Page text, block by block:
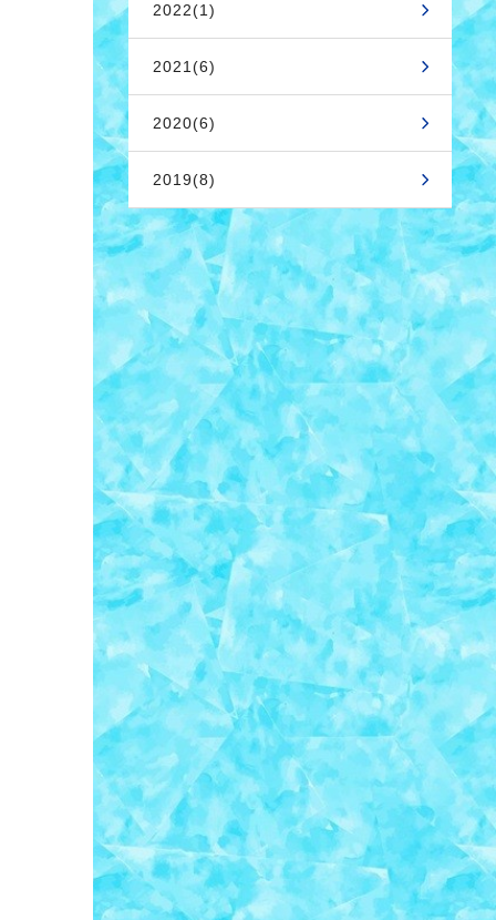
2022(1)
2021(6)
2020(6)
2019(8)